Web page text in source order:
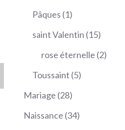
produits
Pâques 11
produit
saint Valentin 1515
produits
rose éternelle 22
Toussaint 55
Mariage 2828
produits
Naissance 3434